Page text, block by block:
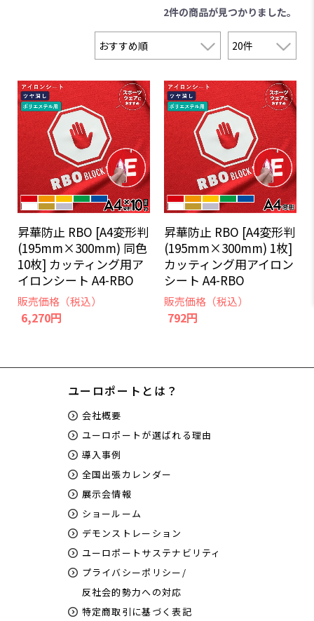
2件の商品が見つかりました。
昇華防止 RBO [A4変形判
(195mm×300mm) 同色
10枚] カッティング用ア
イロンシート A4-RBO
販売価格（税込）
6,270円
昇華防止 RBO [A4変形判
(195mm×300mm) 1枚]
カッティング用アイロン
シート A4-RBO
販売価格（税込）
792円
ユーロポートとは？
会社概要
ユーロポートが選ばれる理由
導入事例
全国出張カレンダー
展示会情報
ショールーム
デモンストレーション
ユーロポートサステナビリティ
プライバシーポリシー/
反社会的勢力への対応
特定商取引に基づく表記